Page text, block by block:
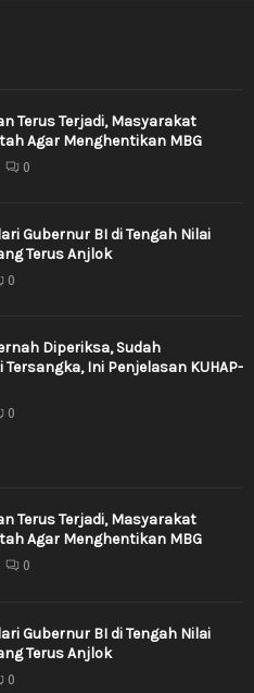
Terus Terjadi, Masyarakat
Agar Menghentikan MBG
0
Gubernur BI di Tengah Nilai
Terus Anjlok
0
Diperiksa, Sudah
Ini Penjelasan KUHAP-
0
Terus Terjadi, Masyarakat
Agar Menghentikan MBG
0
Gubernur BI di Tengah Nilai
Terus Anjlok
0